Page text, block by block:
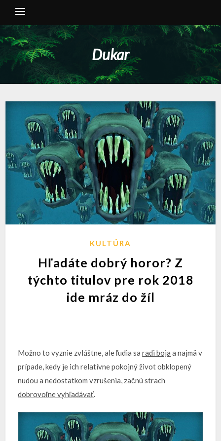
Dukar
KULTÚRA
Hľadáte dobrý horor? Z
týchto titulov pre rok 2018
ide mráz do žíl
Možno to vyznie zvláštne, ale ľudia saradi boja a najmä v
prípade, kedy je ich relatívne pokojný život obklopený
nudou a nedostatkom vzrušenia, začnú strach
dobrovoľne vyhľadávať